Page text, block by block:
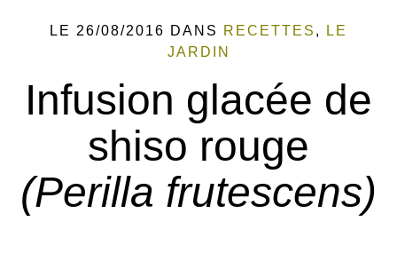
LE 26/08/2016 DANS RECETTES ,
LE
JARDIN
Infusion glacée de
shiso rouge
(Perilla frutescens)